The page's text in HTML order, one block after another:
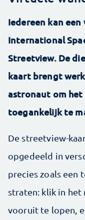
Iedereen kan
International
Streetview. De
kaart brengt
astronaut om
toegankelijk te
De streetview-
opgedeeld in
precies zoals een
straten: klik in het
vooruit te lopen,